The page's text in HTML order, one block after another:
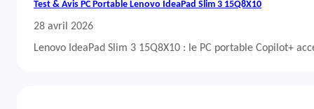
Test & Avis PC Portable Lenovo IdeaPad Slim 3 15Q8X10
28 avril 2026
Lenovo IdeaPad Slim 3 15Q8X10 : le PC portable Copilot+